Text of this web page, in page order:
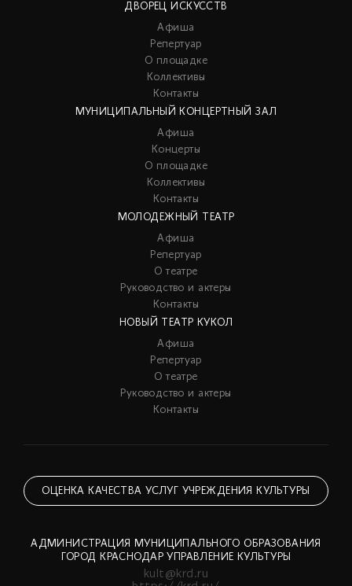
ДВОРЕЦ ИСКУССТВ
Афиша
Репертуар
О площадке
Коллективы
Контакты
МУНИЦИПАЛЬНЫЙ КОНЦЕРТНЫЙ ЗАЛ
Афиша
Концерты
О площадке
Коллективы
Контакты
МОЛОДЕЖНЫЙ ТЕАТР
Афиша
Репертуар
О театре
Руководство и актеры
Контакты
НОВЫЙ ТЕАТР КУКОЛ
Афиша
Репертуар
О театре
Руководство и актеры
Контакты
ОЦЕНКА КАЧЕСТВА УСЛУГ УЧРЕЖДЕНИЯ КУЛЬТУРЫ
АДМИНИСТРАЦИЯ МУНИЦИПАЛЬНОГО ОБРАЗОВАНИЯ
ГОРОД КРАСНОДАР УПРАВЛЕНИЕ КУЛЬТУРЫ
kult@krd.ru